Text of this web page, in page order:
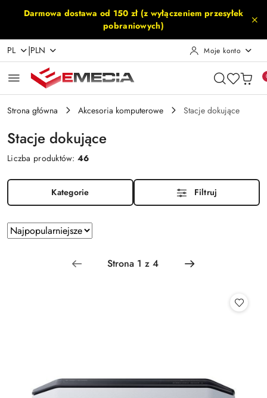
Przejdź do treści głównej
Przejdź do wyszukiwarki
Przejdź do moje konto
Przejdź do menu głównego
Przejdź do stopki
Darmowa dostawa od 150 zł (z wyłączeniem przesyłek
pobraniowych)
PL |PLN Moje konto
Strona główna Akcesoria komputerowe Stacje dokujące
Stacje dokujące
Liczba produktów:46
Kategorie Filtruj
Zastosowano
sortowanie:
Najpopularniejsze.
Sortuj
według